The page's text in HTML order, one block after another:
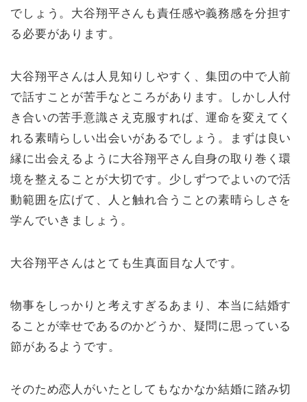
でしょう。大谷翔平さんも責任感や義務感を分担す
る必要があります。
大谷翔平さんは人見知りしやすく、集団の中で人前
で話すことが苦手なところがあります。しかし人付
き合いの苦手意識さえ克服すれば、運命を変えてく
れる素晴らしい出会いがあるでしょう。まずは良い
縁に出会えるように大谷翔平さん自身の取り巻く環
境を整えることが大切です。少しずつでよいので活
動範囲を広げて、人と触れ合うことの素晴らしさを
学んでいきましょう。
大谷翔平さんはとても生真面目な人です。
物事をしっかりと考えすぎるあまり、本当に結婚す
ることが幸せであるのかどうか、疑問に思っている
節があるようです。
そのため恋人がいたとしてもなかなか結婚に踏み切